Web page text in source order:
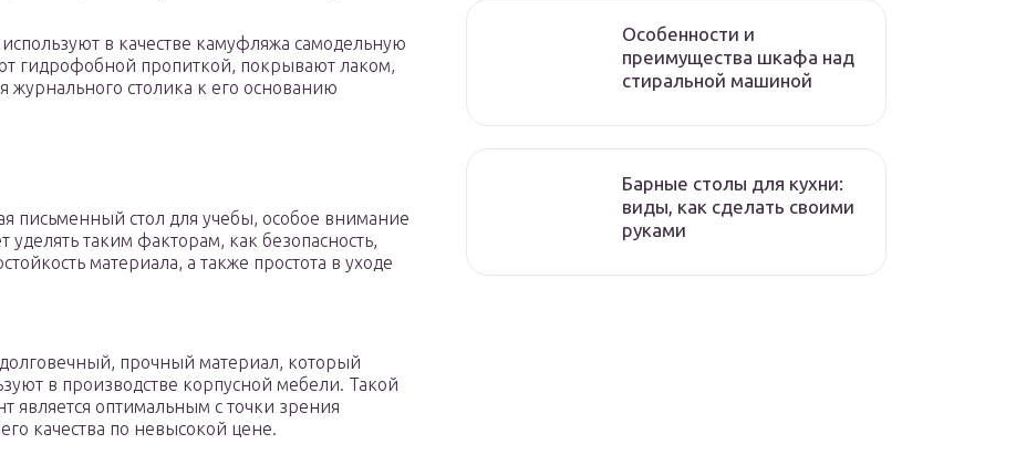
в качестве камуфляжа самодельную
гидрофобной пропиткой, покрывают лаком,
столика к его основанию
письменный стол для учебы, особое внимание
уделять таким факторам, как безопасность,
материала, а также простота в уходе
прочный материал, который
в производстве корпусной мебели. Такой
является оптимальным с точки зрения
качества по невысокой цене.
Особенности и
преимущества шкафа над
стиральной машиной
Барные столы для кухни:
виды, как сделать своими
руками